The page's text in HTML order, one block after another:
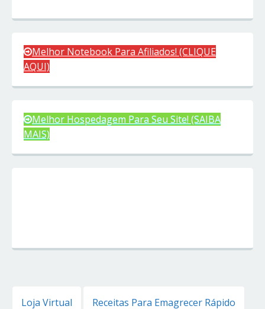
Melhor Notebook Para Afiliados! (CLIQUE
AQUI)
Melhor Hospedagem Para Seu Site! (SAIBA
MAIS)
Loja Virtual Receitas Para Emagrecer Rápido